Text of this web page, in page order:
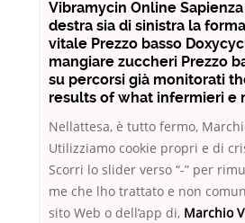
Vibramycin Online
destra sia di sinistra la
vitale Prezzo basso
mangiare zuccheri Prezzo
su percorsi già monitorati
results of what infermieri e
Nellattesa, è tutto fermo,
Utilizziamo cookie propri e di
Scorri lo slider verso “-” per
me che lho trattato e non
sito Web o dell’app di, Marchio